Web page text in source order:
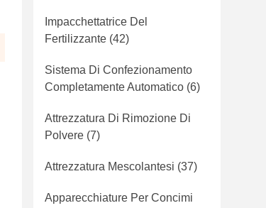
Impacchettatrice Del
Fertilizzante (42)
Sistema Di Confezionamento
Completamente Automatico (6)
Attrezzatura Di Rimozione Di
Polvere (7)
Attrezzatura Mescolantesi (37)
Apparecchiature Per Concimi